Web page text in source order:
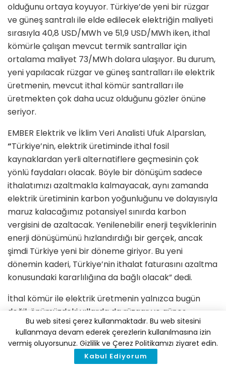
olduğunu ortaya koyuyor. Türkiye’de yeni bir rüzgar
ve güneş santralı ile elde edilecek elektriğin maliyeti
sırasıyla 40,8 USD/MWh ve 51,9 USD/MWh iken, ithal
kömürle çalışan mevcut termik santrallar için
ortalama maliyet 73/MWh dolara ulaşıyor. Bu durum,
yeni yapılacak rüzgar ve güneş santralları ile elektrik
üretmenin, mevcut ithal kömür santralları ile
üretmekten çok daha ucuz olduğunu gözler önüne
seriyor.
EMBER Elektrik ve İklim Veri Analisti Ufuk Alparslan,
“Türkiye’nin, elektrik üretiminde ithal fosil
kaynaklardan yerli alternatiflere geçmesinin çok
yönlü faydaları olacak. Böyle bir dönüşüm sadece
ithalatımızı azaltmakla kalmayacak, aynı zamanda
elektrik üretiminin karbon yoğunluğunu ve dolayısıyla
maruz kalacağımız potansiyel sınırda karbon
vergisini de azaltacak. Yenilenebilir enerji teşviklerinin
enerji dönüşümünü hızlandırdığı bir gerçek, ancak
şimdi Türkiye yeni bir döneme giriyor. Bu yeni
dönemin kaderi, Türkiye’nin ithalat faturasını azaltma
konusundaki kararlılığına da bağlı olacak” dedi.
İthal kömür ile elektrik üretmenin yalnızca bugün
değil, önümüzdeki yıllarda da rüzgar ve güneş
enerjisinden daha pahalı olacağı beklentisinin hakim
olduğundan bahsedilirken, Türkiye’de enerji
dönüşümünün hızlanmasıylarüzgar ve güneşin
elektrik üretimindeki payının %13’eulaşmasına
Bu web sitesi çerez kullanmaktadır. Bu web sitesini
kullanmaya devam ederek çerezlerin kullanılmasına izin
vermiş oluyorsunuz. Gizlilik ve Çerez Politikamızı ziyaret edin.
Kabul Ediyorum